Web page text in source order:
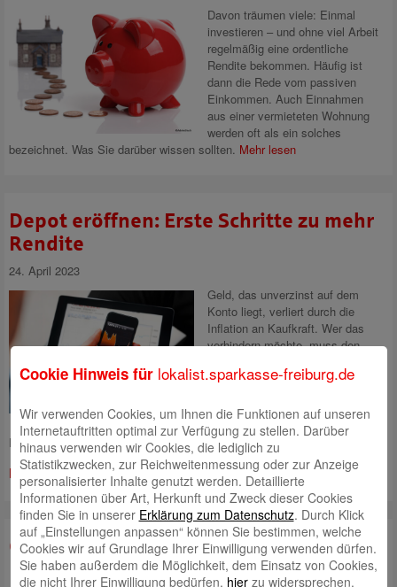
Davon träumen viele: Einmal
investieren – und ohne viel Arbeit
regelmäßig eine ordentliche
Rendite bekommen. Häufig ist
dann die Rede vom passiven
Einkommen. Auch Einnahmen
aus einer vermieteten Wohnung
werden oft als ein solches
bezeichnet. Was Sie darüber wissen sollten. Mehr lesen
Depot eröffnen: Erste Schritte zu mehr
Rendite
24. April 2023
Geld, das unverzinst auf dem
Konto liegt, verliert durch die
Inflation an Kaufkraft. Wer das
verhindern möchte, muss den
Dafür braucht man aber ein
beachten ist.
Dass
Mehr lesen
Gibt es wieder echte Gewinne aufs
Ersparte?
Cookie Hinweis für lokalist.sparkasse-freiburg.de
Wir verwenden Cookies, um Ihnen die Funktionen auf unseren
Internetauftritten optimal zur Verfügung zu stellen. Darüber
hinaus verwenden wir Cookies, die lediglich zu
Statistikzwecken, zur Reichweitenmessung oder zur Anzeige
personalisierter Inhalte genutzt werden. Detaillierte
Informationen über Art, Herkunft und Zweck dieser Cookies
finden Sie in unserer Erklärung zum Datenschutz. Durch Klick
auf „Einstellungen anpassen“ können Sie bestimmen, welche
Cookies wir auf Grundlage Ihrer Einwilligung verwenden dürfen.
Sie haben außerdem die Möglichkeit, dem Einsatz von Cookies,
die nicht Ihrer Einwilligung bedürfen, hierzu widersprechen.